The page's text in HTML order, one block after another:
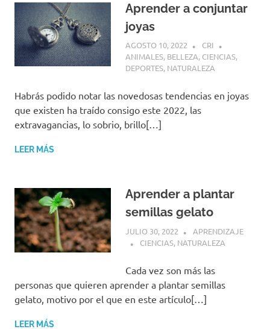
Aprender a conjuntar
joyas
AGOSTO 10, 2022
CRI
ANIMALES, BELLEZA, CIENCIAS,
DEPORTES, NATURALEZA
Habrás podido notar las novedosas tendencias en joyas
que existen ha traído consigo este 2022, las
extravagancias, lo sobrio, brillo[…]
LEER MÁS
Aprender a plantar
semillas gelato
JULIO 30, 2022
APRENDIZAJE
CIENCIAS, NATURALEZA
Cada vez son más las
personas que quieren aprender a plantar semillas
gelato, motivo por el que en este artículo[…]
LEER MÁS